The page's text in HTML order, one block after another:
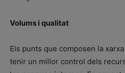
Volums i qualitat
Els punts que composen la
tenir un millor control dels